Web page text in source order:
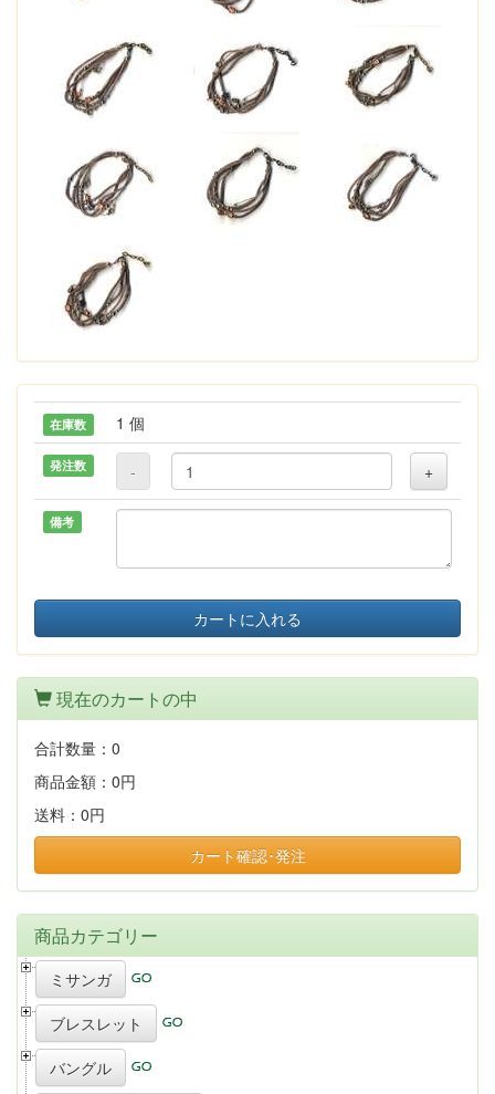
在庫数 1 個
発注数 - +
備考
カートに入れる
現在のカートの中
合計数量： 0
商品金額： 0円
送料： 0円
カート確認･発注
商品カテゴリー
ミサンガ
ブレスレット
バングル